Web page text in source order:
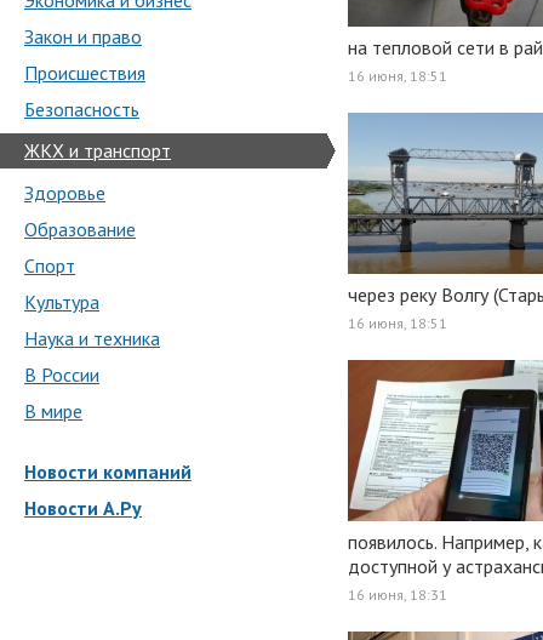
Закон и право
Происшествия
Безопасность
ЖКХ и транспорт
Здоровье
Образование
Спорт
Культура
Наука и техника
В России
В мире
Новости компаний
Новости А.Ру
на тепловой сети в
16 июня, 18:51
через реку Волгу
16 июня, 18:51
появилось. Например,
доступной у
16 июня, 18:31